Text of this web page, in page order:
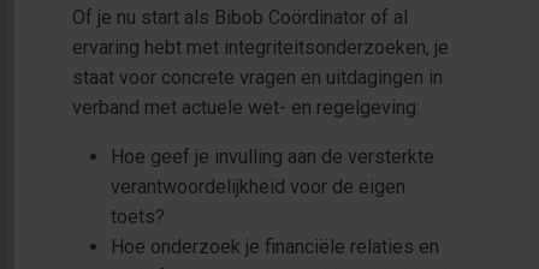
Of je nu start als Bibob Coördinator of al
ervaring hebt met integriteitsonderzoeken, je
staat voor concrete vragen en uitdagingen in
verband met actuele wet- en regelgeving:
Hoe geef je invulling aan de versterkte
verantwoordelijkheid voor de eigen
toets?
Hoe onderzoek je financiële relaties en